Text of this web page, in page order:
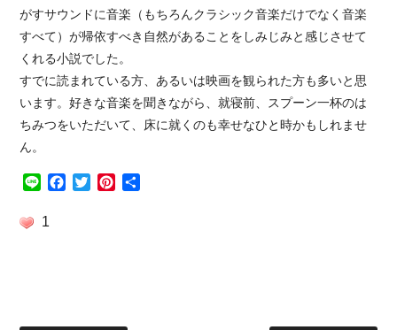
がすサウンドに音楽（もちろんクラシック音楽だけでなく音楽
すべて）が帰依すべき自然があることをしみじみと感じさせて
くれる小説でした。
すでに読まれている方、あるいは映画を観られた方も多いと思
います。好きな音楽を聞きながら、就寝前、スプーン一杯のは
ちみつをいただいて、床に就くのも幸せなひと時かもしれませ
ん。
Line Facebook
TwitterPinterest
1